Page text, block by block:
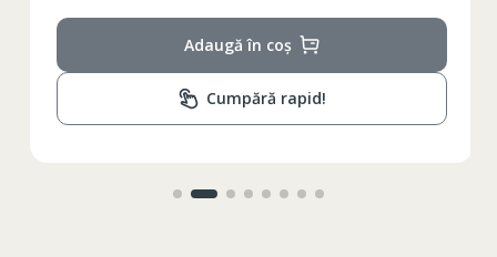
Adaugă în coș
Cumpără rapid!